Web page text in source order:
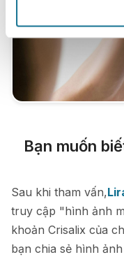
Bạn muốn
Sau khi tham vấn,
truy cập "hình ảnh
khoản Crisalix của
bạn chia sẻ hình